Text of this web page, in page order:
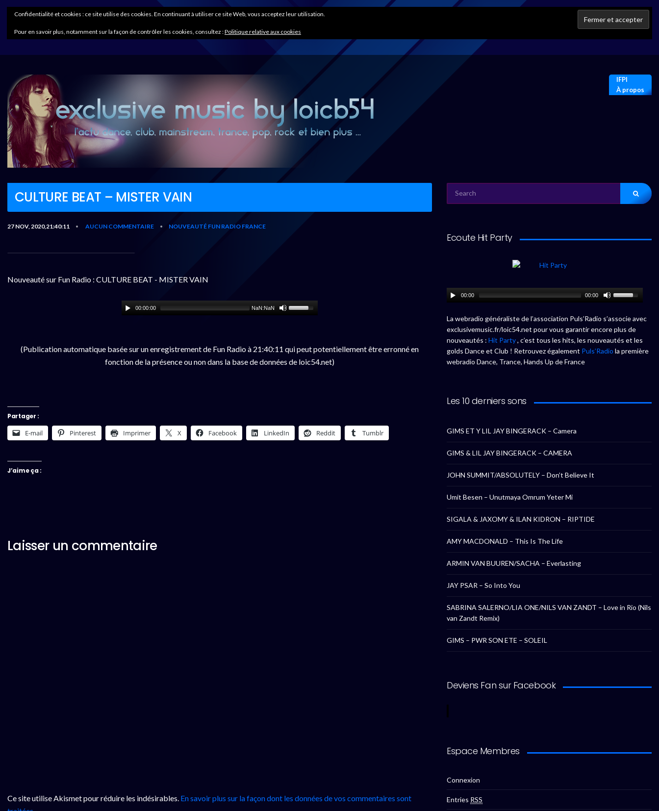
IFPI
À propos
CULTURE BEAT – MISTER VAIN
27 NOV, 2020,21:40:11 • AUCUN COMMENTAIRE • NOUVEAUTÉ FUN RADIO FRANCE
Nouveauté sur Fun Radio : CULTURE BEAT - MISTER VAIN
00:00:00 NaN:NaN
(Publication automatique basée sur un enregistrement de Fun Radio à 21:40:11 qui peut potentiellement être erronné en
fonction de la présence ou non dans la base de données de loic54.net)
Partager :
E-mail Pinterest Imprimer X Facebook LinkedIn Reddit Tumblr
J’aime ça :
Laisser un commentaire
Ce site utilise Akismet pour réduire les indésirables. En savoir plus sur la façon dont les données de vos commentaires sont
FOR:
Ecoute Hit Party
00:00 00:00
La webradio généraliste de l’association Puls’Radio s’associe avec
exclusivemusic.fr/loic54.net pour vous garantir encore plus de
nouveautés : Hit Party, c’est tous les hits, les nouveautés et les
golds Dance et Club ! Retrouvez également Puls’Radio la première
webradio Dance, Trance, Hands Up de France
Les 10 derniers sons
GIMS ET Y LIL JAY BINGERACK – Camera
GIMS & LIL JAY BINGERACK – CAMERA
JOHN SUMMIT/ABSOLUTELY – Don’t Believe It
Umit Besen – Unutmaya Omrum Yeter Mi
SIGALA & JAXOMY & ILAN KIDRON – RIPTIDE
AMY MACDONALD – This Is The Life
ARMIN VAN BUUREN/SACHA – Everlasting
JAY PSAR – So Into You
SABRINA SALERNO/LIA ONE/NILS VAN ZANDT – Love in Rio (Nils
van Zandt Remix)
GIMS – PWR SON ETE – SOLEIL
Deviens Fan sur Facebook
Espace Membres
Connexion
Entries RSS
Confidentialité et cookies : ce site utilise des cookies. En continuant à utiliser ce site Web, vous acceptez leur utilisation.
Pour en savoir plus, notamment sur la façon de contrôler les cookies, consultez :Politique relative aux cookies